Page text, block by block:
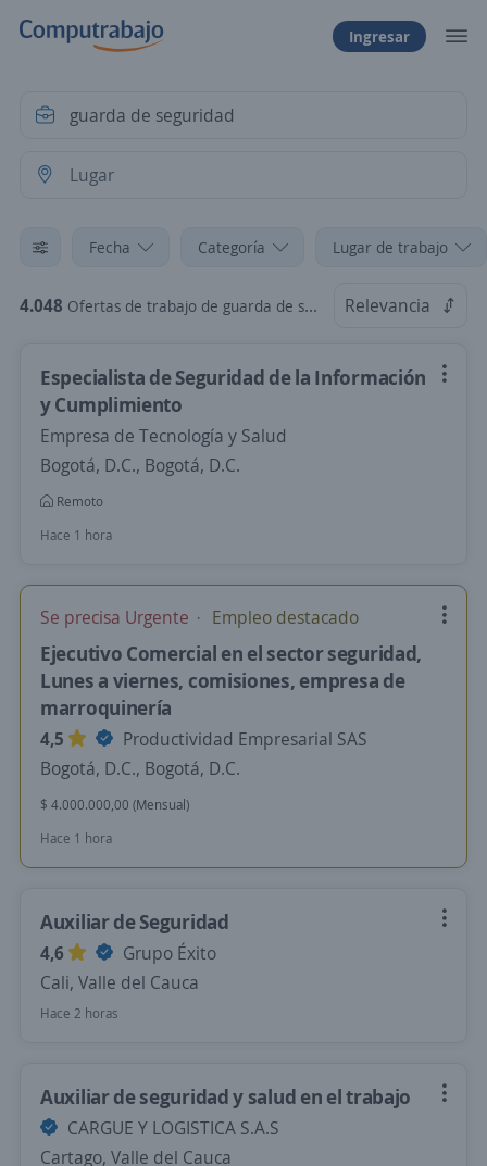
Ingresar
Fecha Categoría Lugar de trabajo
4.048 Ofertas de trabajo de guarda de seguridad Relevancia
Especialista de Seguridad de la Información
y Cumplimiento
Empresa de Tecnología y Salud
Bogotá, D.C., Bogotá, D.C.
Remoto
Hace 1 hora
Se precisa Urgente Empleo destacado
Ejecutivo Comercial en el sector seguridad,
Lunes a viernes, comisiones, empresa de
marroquinería
4,5
Productividad Empresarial SAS
Bogotá, D.C., Bogotá, D.C.
$ 4.000.000,00 (Mensual)
Hace 1 hora
Auxiliar de Seguridad
4,6
Grupo Éxito
Cali, Valle del Cauca
Hace 2 horas
Auxiliar de seguridad y salud en el trabajo
CARGUE Y LOGISTICA S.A.S
Cartago, Valle del Cauca